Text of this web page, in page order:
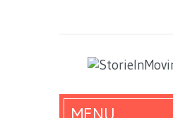
MENU